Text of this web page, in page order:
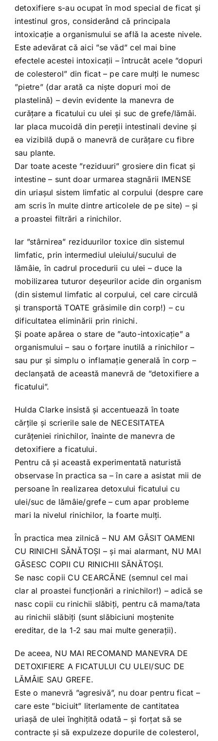
detoxifiere s-au ocupat în mod special de ficat și
intestinul gros, considerând că principala
intoxicație a organismului se află la aceste nivele.
Este adevărat că aici ”se văd” cel mai bine
efectele acestei intoxicații – întrucât acele ”dopuri
de colesterol” din ficat – pe care mulți le numesc
”pietre” (dar arată ca niște dopuri moi de
plastelină) – devin evidente la manevra de
curățare a ficatului cu ulei și suc de grefe/lămâi.
Iar placa mucoidă din pereții intestinali devine și
ea vizibilă după o manevră de curățare cu fibre
sau plante.
Dar toate aceste ”reziduuri” grosiere din ficat și
intestine – sunt doar urmarea stagnării IMENSE
din uriașul sistem limfatic al corpului (despre care
am scris în multe dintre articolele de pe site) – și
a proastei filtrări a rinichilor.
Iar ”stârnirea” reziduurilor toxice din sistemul
limfatic, prin intermediul uleiului/sucului de
lămâie, în cadrul procedurii cu ulei – duce la
mobilizarea tuturor deșeurilor acide din organism
(din sistemul limfatic al corpului, cel care circulă
și transportă TOATE grăsimile din corp!) – cu
dificultatea eliminării prin rinichi.
Și poate apărea o stare de ”auto-intoxicație” a
organismului – sau o forțare inutilă a rinichilor –
sau pur și simplu o inflamație generală în corp –
declanșată de această manevră de ”detoxifiere a
ficatului”.
Hulda Clarke insistă și accentuează în toate
cărțile și scrierile sale de NECESITATEA
curățeniei rinichilor, înainte de manevra de
detoxifiere a ficatului.
Pentru că și această experimentată naturistă
observase în practica sa – în care a asistat mii de
persoane în realizarea detoxului ficatului cu
ulei/suc de lămâie/grefe – cum apar probleme
mari la nivelul rinichilor, la foarte mulți.
În practica mea zilnică – NU AM GĂSIT OAMENI
CU RINICHI SĂNĂTOȘI – și mai alarmant, NU MAI
GĂSESC COPII CU RINICHII SĂNĂTOȘI.
Se nasc copii CU CEARCĂNE (semnul cel mai
clar al proastei funcționări a rinichilor!) – adică se
nasc copii cu rinichii slăbiți, pentru că mama/tata
au rinichii slăbiți (sunt slăbiciuni moștenite
ereditar, de la 1-2 sau mai multe generații).
De aceea, NU MAI RECOMAND MANEVRA DE
DETOXIFIERE A FICATULUI CU ULEI/SUC DE
LĂMÂIE SAU GREFE.
Este o manevră ”agresivă”, nu doar pentru ficat –
care este ”biciuit” literlamente de cantitatea
uriașă de ulei înghițită odată – și forțat să se
contracte și să expulzeze dopurile de colesterol,